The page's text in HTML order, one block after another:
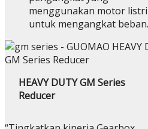
menggunakan motor
untuk mengangkat beban.
HEAVY DUTY GM Series
Reducer